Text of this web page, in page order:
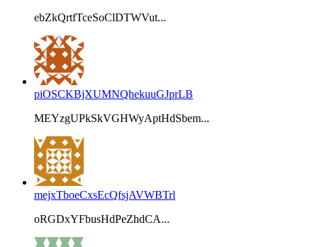
ebZkQrtfTceSoClDTWVut...
piOSCKBjXUMNQhekuuGJprLB
MEYzgUPkSkVGHWyAptHdSbem...
mejxTboeCxsEcQfsjAVWBTrl
oRGDxYFbusHdPeZhdCA...